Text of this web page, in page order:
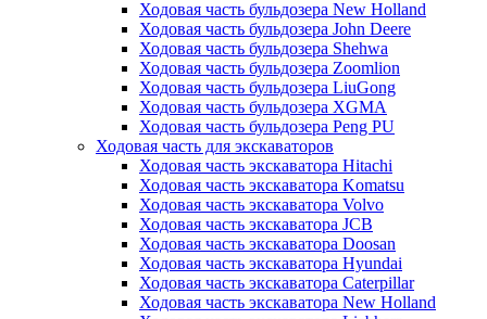
Ходовая часть бульдозера New Holland
Ходовая часть бульдозера John Deere
Ходовая часть бульдозера Shehwa
Ходовая часть бульдозера Zoomlion
Ходовая часть бульдозера LiuGong
Ходовая часть бульдозера XGMA
Ходовая часть бульдозера Peng PU
Ходовая часть для экскаваторов
Ходовая часть экскаватора Hitachi
Ходовая часть экскаватора Komatsu
Ходовая часть экскаватора Volvo
Ходовая часть экскаватора JCB
Ходовая часть экскаватора Doosan
Ходовая часть экскаватора Hyundai
Ходовая часть экскаватора Caterpillar
Ходовая часть экскаватора New Holland